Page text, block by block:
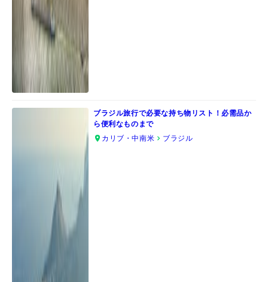
ブラジル旅行で必要な持ち物リスト！必需品か
ら便利なものまで
カリブ・中南米
ブラジル